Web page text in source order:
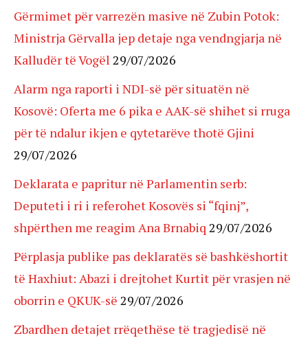
Gërmimet për varrezën masive në Zubin Potok:
Ministrja Gërvalla jep detaje nga vendngjarja në
Kalludër të Vogël 29/07/2026
Alarm nga raporti i NDI-së për situatën në
Kosovë: Oferta me 6 pika e AAK-së shihet si rruga
për të ndalur ikjen e qytetarëve thotë Gjini
29/07/2026
Deklarata e papritur në Parlamentin serb:
Deputeti i ri i referohet Kosovës si “fqinj”,
shpërthen me reagim Ana Brnabiq 29/07/2026
Përplasja publike pas deklaratës së bashkëshortit
të Haxhiut: Abazi i drejtohet Kurtit për vrasjen në
oborrin e QKUK-së 29/07/2026
Zbardhen detajet rrëqethëse të tragjedisë në